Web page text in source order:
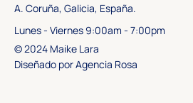
A. Coruña, Galicia, España.
Lunes - Viernes 9:00am - 7:00pm
© 2024 Maike Lara
Diseñado porAgencia Rosa